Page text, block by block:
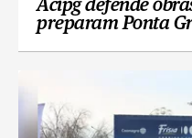
Acipg defende
preparam Ponta